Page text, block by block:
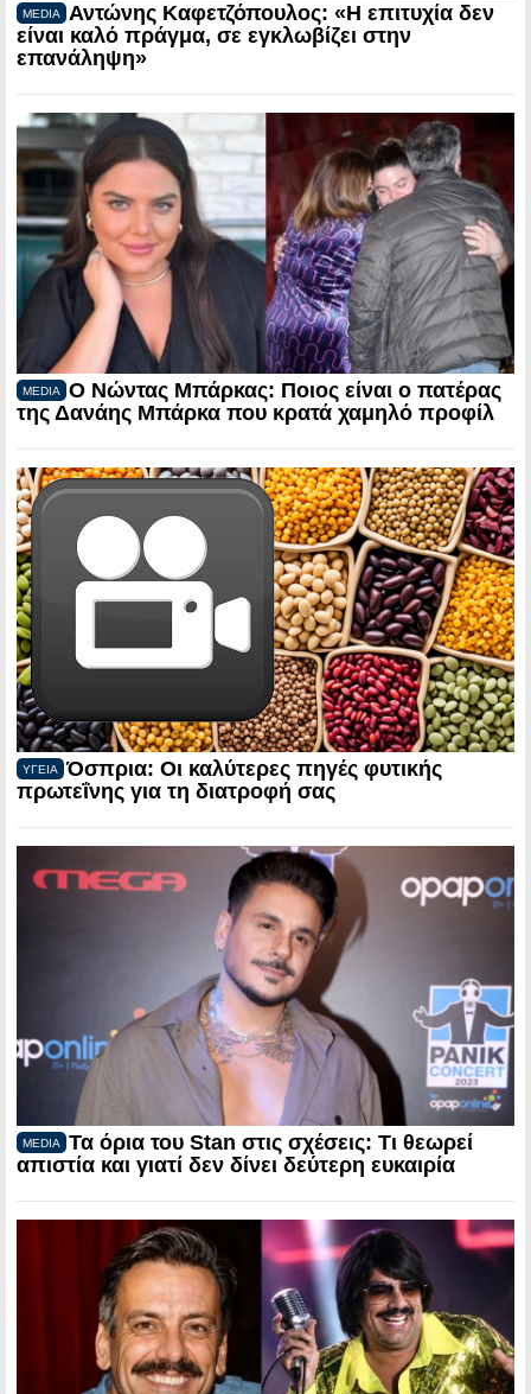
MEDIA
Αντώνης Καφετζόπουλος: «Η επιτυχία δεν
είναι καλό πράγμα, σε εγκλωβίζει στην
επανάληψη»
MEDIA
Ο Νώντας Μπάρκας: Ποιος είναι ο πατέρας
της Δανάης Μπάρκα που κρατά χαμηλό προφίλ
ΥΓΕΙΑ
Όσπρια: Οι καλύτερες πηγές φυτικής
πρωτεΐνης για τη διατροφή σας
MEDIA
Τα όρια του Stan στις σχέσεις: Τι θεωρεί
απιστία και γιατί δεν δίνει δεύτερη ευκαιρία